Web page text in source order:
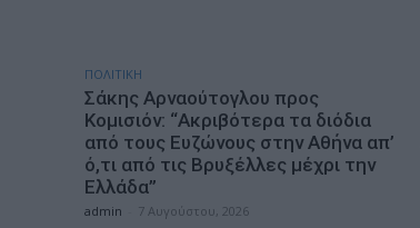
ΠΟΛΙΤΙΚΗ
Σάκης Αρναούτογλου προς
Κομισιόν: “Ακριβότερα τα διόδια
από τους Ευζώνους στην Αθήνα απ’
ό,τι από τις Βρυξέλλες μέχρι την
Ελλάδα”
admin 7 Αυγούστου, 2026